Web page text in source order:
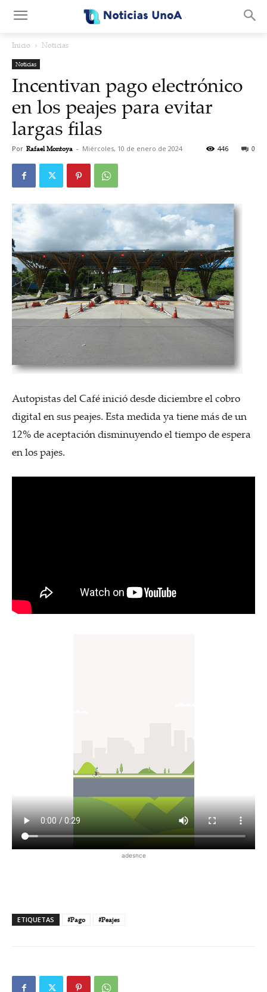
Inicio Noticias
Noticias
Incentivan pago electrónico
en los peajes para evitar
largas filas
Por Rafael Montoya - Miércoles, 10 de enero de 2024 0
446
Autopistas del Café inició desde diciembre el cobro
digital en sus peajes. Esta medida ya tiene más de un
12% de aceptación disminuyendo el tiempo de espera
en los pajes.
adesnce
ETIQUETAS #Pago #Peajes